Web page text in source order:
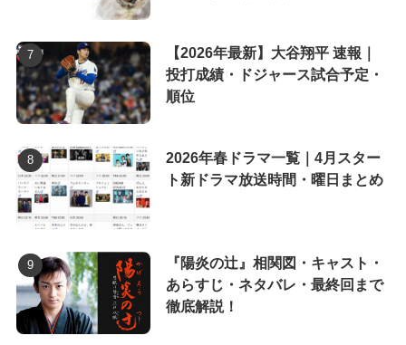
【2026年最新】大谷翔平 速報｜
投打成績・ドジャース試合予定・
順位
2026年春ドラマ一覧｜4月スター
ト新ドラマ放送時間・曜日まとめ
『陽炎の辻』相関図・キャスト・
あらすじ・ネタバレ・最終回まで
徹底解説！